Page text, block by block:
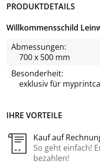
IHRE VORTEILE
Kauf auf
So geht einfach!
bezahlen!
PRODUKTDETAILS
Willkommensschild
Abmessungen:
700 x 500 mm
Besonderheit:
exklusiv für